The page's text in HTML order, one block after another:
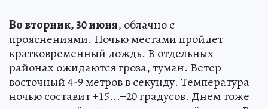
Во вторник, 30 июня, облачно с
прояснениями. Ночью местами пройдет
кратковременный дождь. В отдельных
районах ожидаются гроза, туман. Ветер
восточный 4-9 метров в секунду. Температура
ночью составит +15...+20 градусов. Днем тоже